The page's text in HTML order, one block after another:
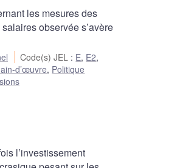
les mesures des
observée s’avère
Code(s) JEL : E, E2,
d’œuvre, Politique
l’investissement